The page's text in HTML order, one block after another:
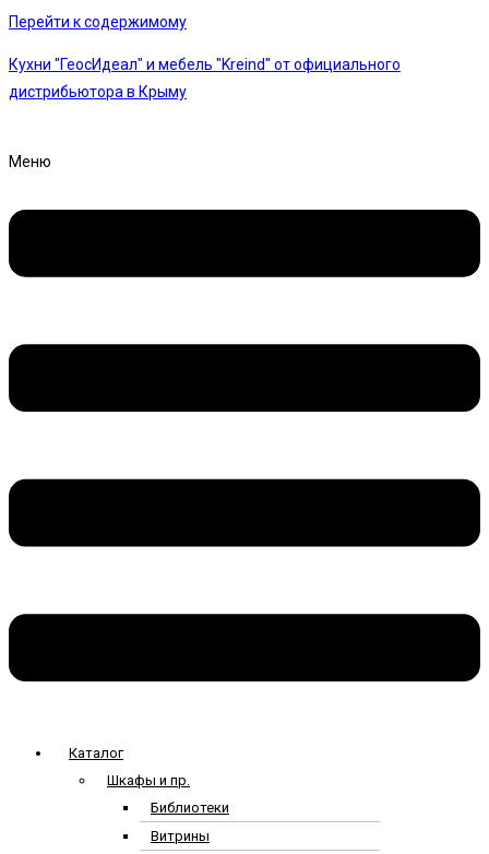
Перейти к содержимому
Кухни "ГеосИдеал" и мебель "Kreind" от официального
дистрибьютора в Крыму
Меню
Каталог
Шкафы и пр.
Библиотеки
Витрины